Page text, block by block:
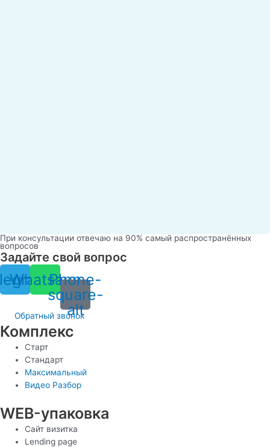
При консультации отвечаю на 90% самый распространённых
вопросов
Задайте свой вопрос
Whatsapp
Phone-
square-
alt
Обратный звонок
Комплекс
Старт
Стандарт
Максимальный
Видео Разбор
WEB-упаковка
Сайт визитка
Lending page